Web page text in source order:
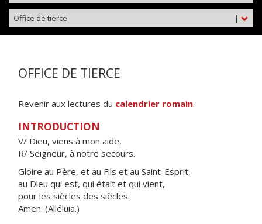
|
Office de tierce
OFFICE DE TIERCE
Revenir aux lectures du calendrier romain.
INTRODUCTION
V/ Dieu, viens à mon aide,
R/ Seigneur, à notre secours.
Gloire au Père, et au Fils et au Saint-Esprit,
au Dieu qui est, qui était et qui vient,
pour les siècles des siècles.
Amen. (Alléluia.)